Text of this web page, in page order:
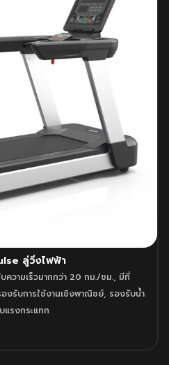
ลู่วิ่งไฟฟ้า
ความเร็วมากกว่า 20 กม./ชม., มีที่
องรับการใช้งานเชิงพาณิชย์, รองรับน้ำ
แรงกระแทก